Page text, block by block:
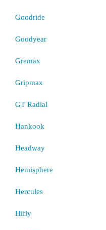
Goodride
Goodyear
Gremax
Gripmax
GT Radial
Hankook
Headway
Hemisphere
Hercules
Hifly